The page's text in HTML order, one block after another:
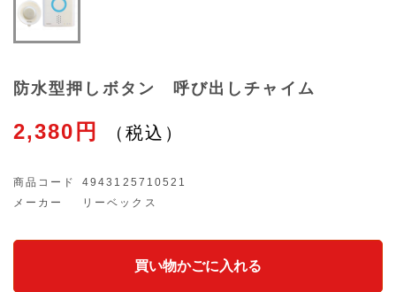
防水型押しボタン 呼び出しチャイム
2,380円
商品コード
4943125710521
メーカー
リーベックス